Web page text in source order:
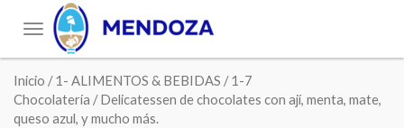
Toggle
navigation
Inicio /1- ALIMENTOS & BEBIDAS /1-7
Chocolatería / Delicatessen de chocolates con ají, menta, mate,
queso azul, y mucho más.